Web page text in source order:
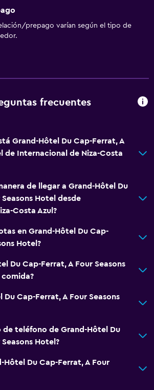
prepago varían según el tipo de
frecuentes
Grand-Hôtel Du Cap-Ferrat, A
de Internacional de Niza-Costa
de llegar a Grand-Hôtel Du
Hotel desde
Costa Azul?
en Grand-Hôtel Du Cap-
Hotel?
Du Cap-Ferrat, A Four Seasons
Du Cap-Ferrat, A Four Seasons
de teléfono de Grand-Hôtel Du
Hotel?
Hôtel Du Cap-Ferrat, A Four